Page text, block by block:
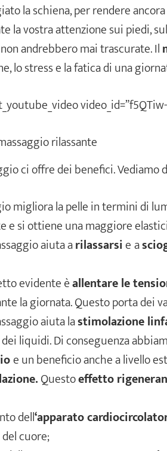
la schiena, per rendere
la vostra attenzione sui piedi,
andrebbero mai trascurate. Il
lo stress e la fatica di una
rilassante
ci offre dei benefici.
migliora la pelle in termini di
e si ottiene una maggiore
aiuta arilassarsiea
evidente èallentare le
la giornata. Questo porta dei
aiuta lastimolazione
liquidi. Di conseguenza
e un beneficio anche a livello
Questoeffetto
dell‘apparato
cuore;